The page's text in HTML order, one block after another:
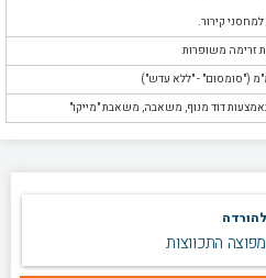
קירור.
דוד מנוף, משאבה, משאבת "מייקו"
התכווצות